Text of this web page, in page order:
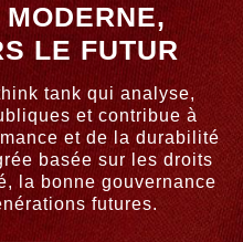
LE FUTUR
tank qui analyse,
et contribue à
et de la durabilité
basée sur les droits
la bonne gouvernance
futures.